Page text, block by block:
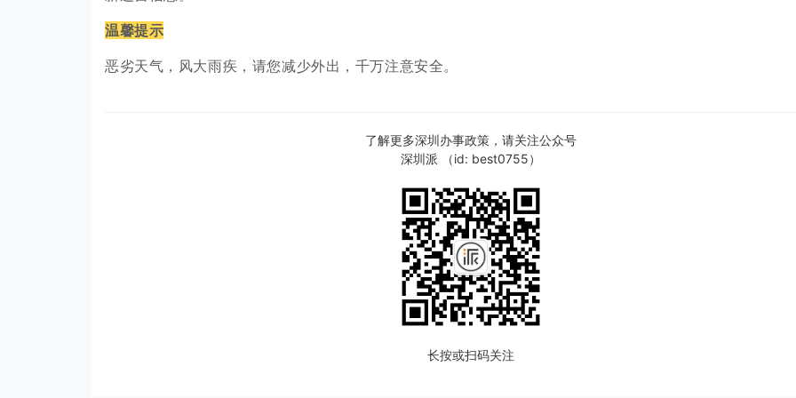
温馨提示
恶劣天气，风大雨疾，请您减少外出，千万注意安全。
了解更多深圳办事政策，请关注公众号
深圳派 （id: best0755）
长按或扫码关注